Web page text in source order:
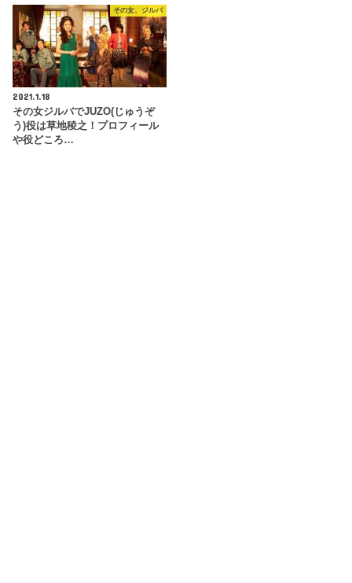
その女、ジルバ
2021.1.18
その女ジルバでJUZO(じゅうぞ
う)役は草地稜之！プロフィール
や役どころ…